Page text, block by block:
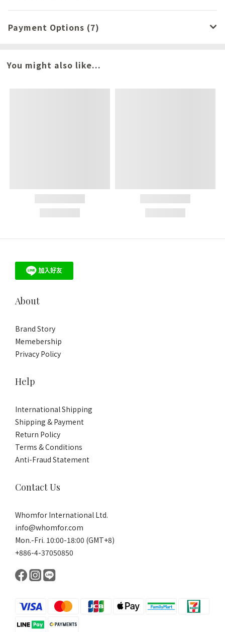
Payment Options (7)
You might also like...
About
Brand Story
Memebership
Privacy Policy
Help
International Shipping
Shipping & Payment
Return Policy
Terms & Conditions
Anti-Fraud Statement
Contact Us
Whomfor International Ltd.
info@whomfor.com
Mon.-Fri. 10:00-18:00 (GMT+8)
+886-4-37050850